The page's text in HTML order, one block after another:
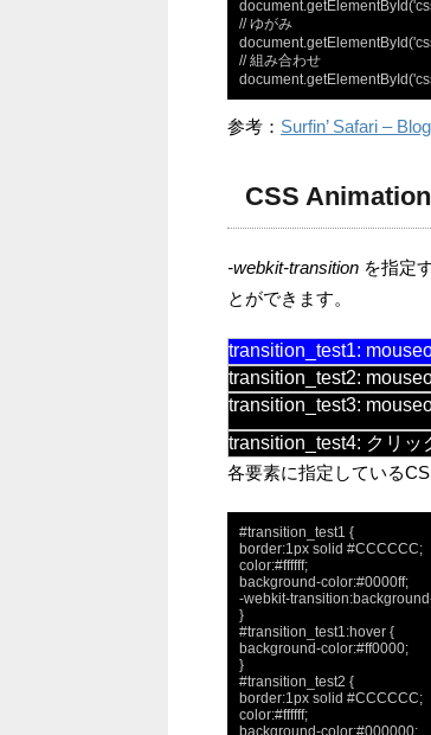
// ゆがみ
// 組み合わせ
参考： Surfin’ Safari –
CSS
-webkit-transition を指定
とができます。
transition_test1:
transition_test2:
transition_test3:
transition_test4: クリッ
各要素に指定している
#transition_test1 {
border:1px solid #CCCCCC;
color:#ffffff;
background-color:#0000ff;
-webkit-
}
#transition_test1:hover {
background-color:#ff0000;
}
#transition_test2 {
border:1px solid #CCCCCC;
color:#ffffff;
background-color:#000000;